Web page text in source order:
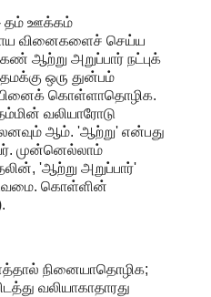
- தம் ஊக்கம்
வினைகளைச் செய்ய
ஆற்று அறுப்பார் நட்புக்
ஒரு துன்பம்
கொள்ளாதொழிக.
வலியாரோடு
ஆம். 'ஆற்று' என்பது
முன்னெல்லாம்
'ஆற்று அறுப்பார்'
உவமை. கொள்ளின்
நினையாதொழிக;
வலியாகாதாரது